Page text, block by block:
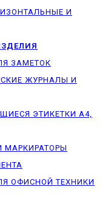
И
ЗАМЕТОК
ЖУРНАЛЫ И
ЭТИКЕТКИ А4,
МАРКИРАТОРЫ
ОФИСНОЙ ТЕХНИКИ